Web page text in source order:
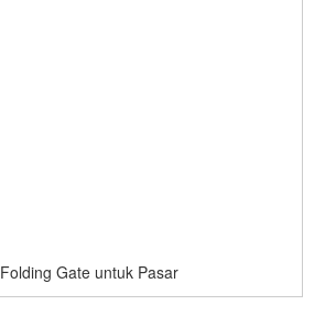
Folding Gate untuk Pasar